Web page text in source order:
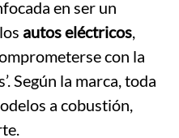
en ser un
autos eléctricos,
con la
Según la marca, toda
a cobustión,